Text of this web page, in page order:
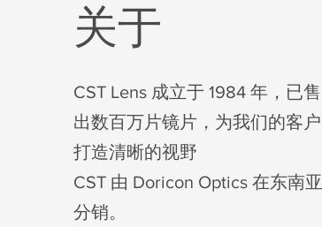
关于
CST Lens 成立于 1984 年，已售
出数百万片镜片，为我们的客户
打造清晰的视野
CST 由 Doricon Optics 在东南亚
分销。